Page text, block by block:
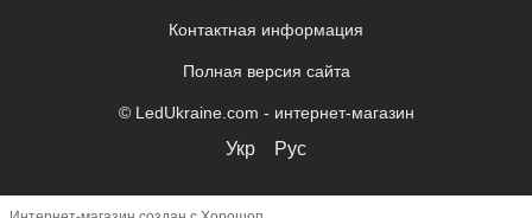
Контактная информация
Полная версия сайта
© LedUkraine.com - интернет-магазин
Укр Рус